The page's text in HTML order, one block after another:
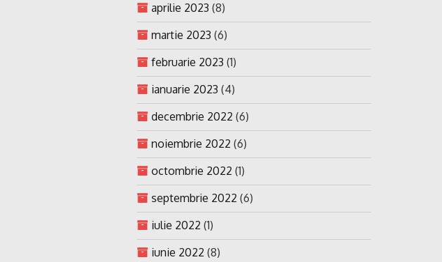
aprilie 2023 (8)
martie 2023 (6)
februarie 2023 (1)
ianuarie 2023 (4)
decembrie 2022 (6)
noiembrie 2022 (6)
octombrie 2022 (1)
septembrie 2022 (6)
iulie 2022 (1)
iunie 2022 (8)